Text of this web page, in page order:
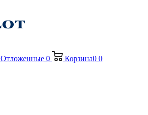
Отложенные 0 Корзина0 0